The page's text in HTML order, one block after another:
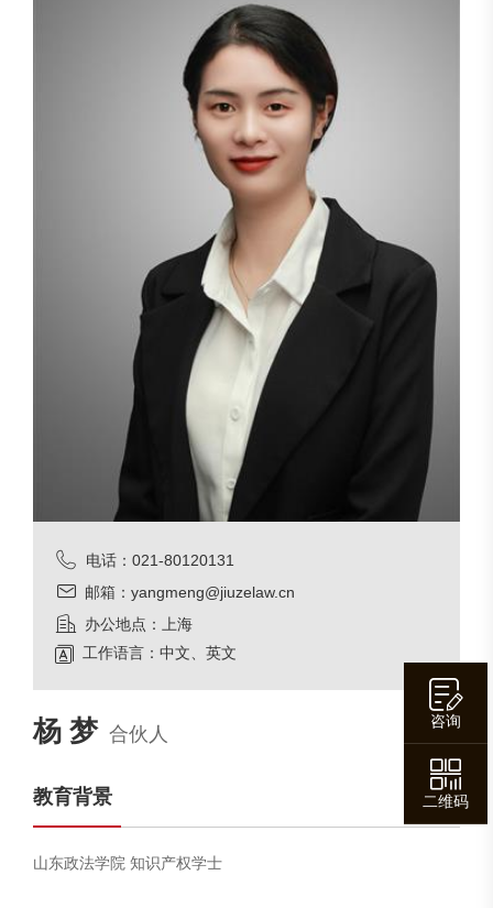
电话：021-80120131
邮箱：yangmeng@jiuzelaw.cn
办公地点：上海
工作语言：中文、英文
杨 梦 合伙人
教育背景
山东政法学院 知识产权学士
咨询
二维码